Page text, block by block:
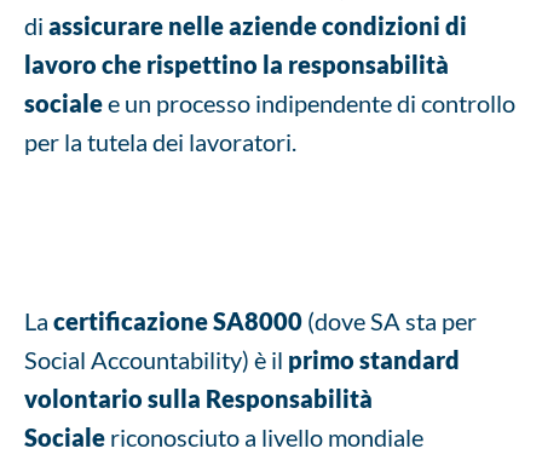
di assicurare nelle aziende condizioni di
lavoro che rispettino la responsabilità
socialee un processo indipendente di controllo
per la tutela dei lavoratori.
La certificazione SA8000 (dove SA sta per
Social Accountability) è il primo standard
volontario sulla Responsabilità
Sociale riconosciuto a livello mondiale